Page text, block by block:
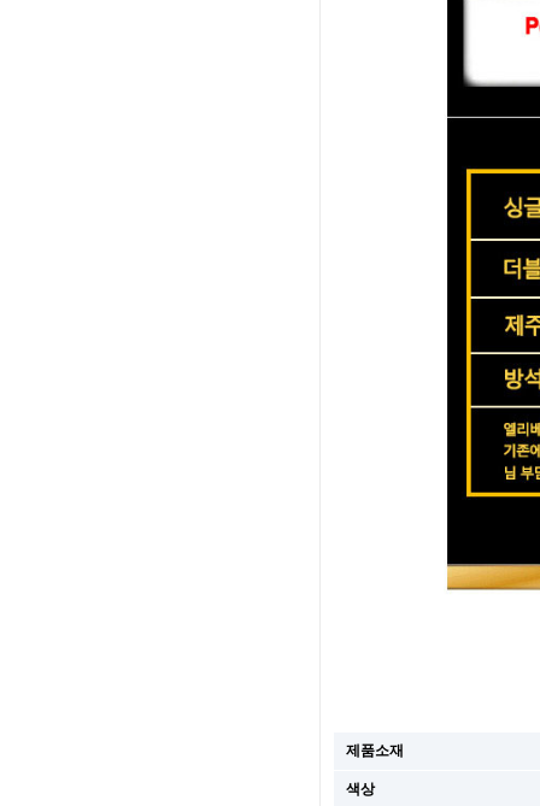
제품소재
색상